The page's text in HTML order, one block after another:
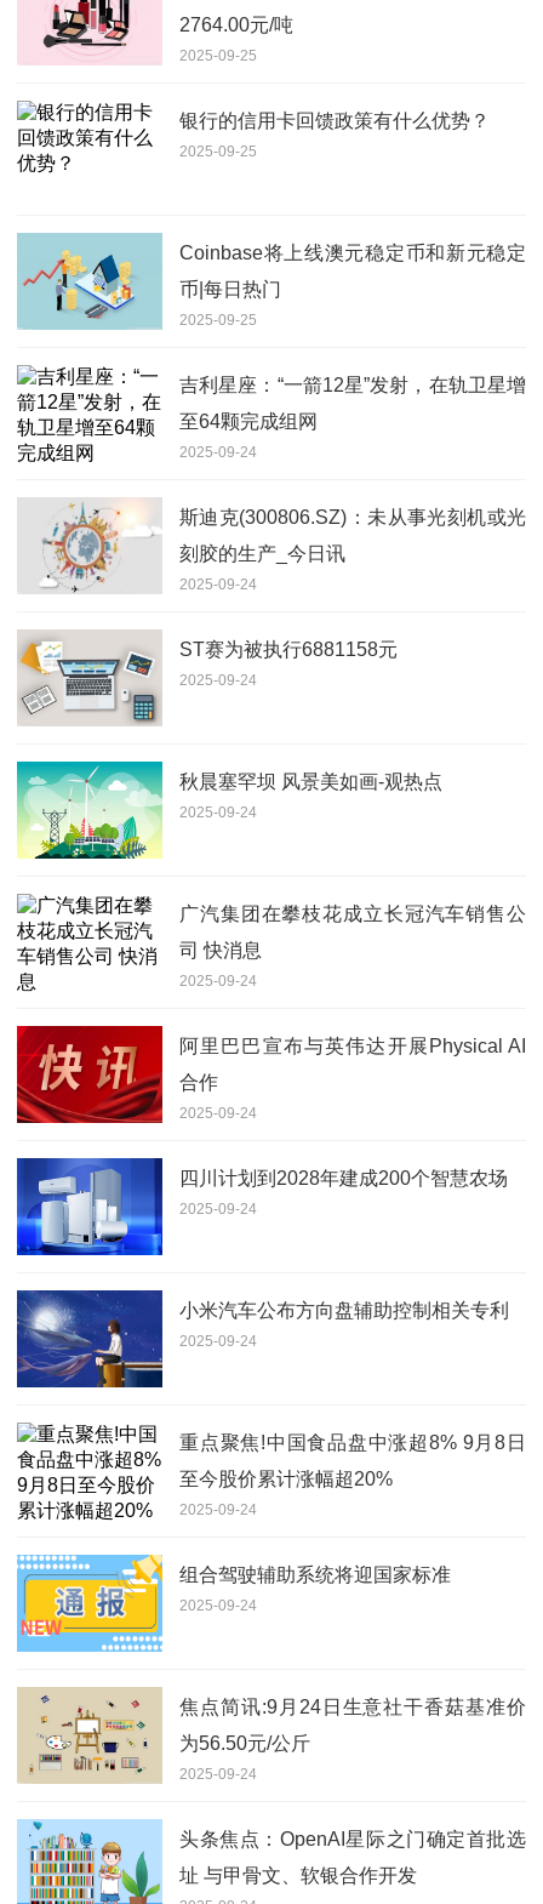
2764.00元/吨
2025-09-25
银行的信用卡回馈政策有什么优势？
2025-09-25
Coinbase将上线澳元稳定币和新元稳定
币|每日热门
2025-09-25
吉利星座：“一箭12星”发射，在轨卫星增
至64颗完成组网
2025-09-24
斯迪克(300806.SZ)：未从事光刻机或光
刻胶的生产_今日讯
2025-09-24
ST赛为被执行6881158元
2025-09-24
秋晨塞罕坝 风景美如画-观热点
2025-09-24
广汽集团在攀枝花成立长冠汽车销售公
司 快消息
2025-09-24
阿里巴巴宣布与英伟达开展Physical AI
合作
2025-09-24
四川计划到2028年建成200个智慧农场
2025-09-24
小米汽车公布方向盘辅助控制相关专利
2025-09-24
重点聚焦!中国食品盘中涨超8% 9月8日
至今股价累计涨幅超20%
2025-09-24
组合驾驶辅助系统将迎国家标准
2025-09-24
焦点简讯:9月24日生意社干香菇基准价
为56.50元/公斤
2025-09-24
头条焦点：OpenAI星际之门确定首批选
址 与甲骨文、软银合作开发